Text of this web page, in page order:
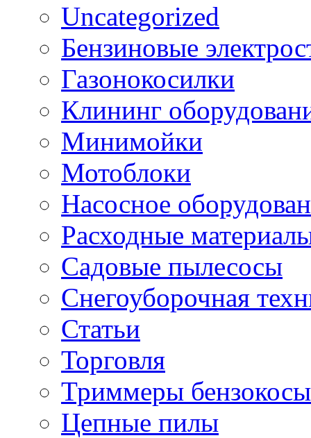
Uncategorized
Бензиновые
Газонокосилки
Клининг
Минимойки
Мотоблоки
Насосное
Расходные
Садовые пылесосы
Снегоуборочная
Статьи
Торговля
Триммеры бензокосы
Цепные пилы